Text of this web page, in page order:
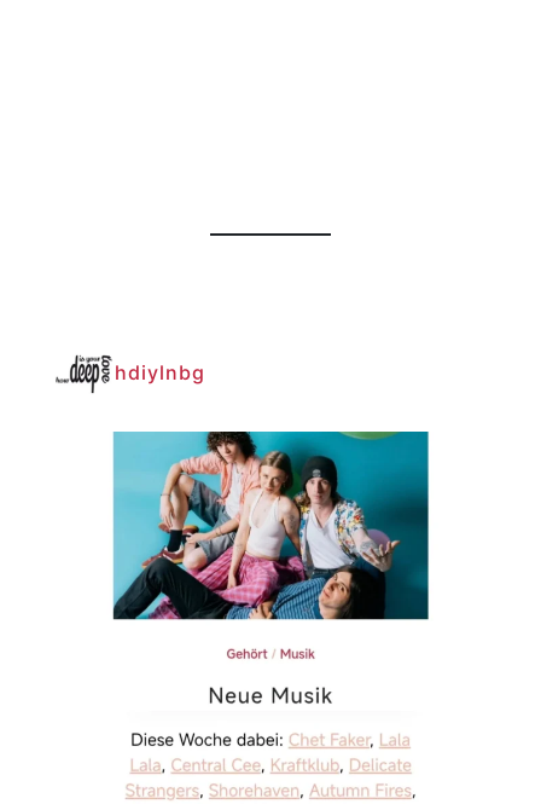
hdiylnbg